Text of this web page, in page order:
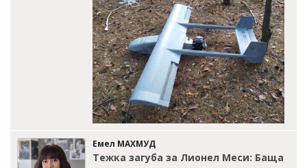
Емел МАХМУД
Тежка загуба за Лионел Меси: Баща